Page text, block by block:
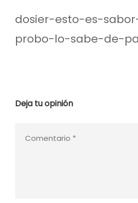
dosier-esto-es-
probo-lo-sabe-de-
Deja tu opinión